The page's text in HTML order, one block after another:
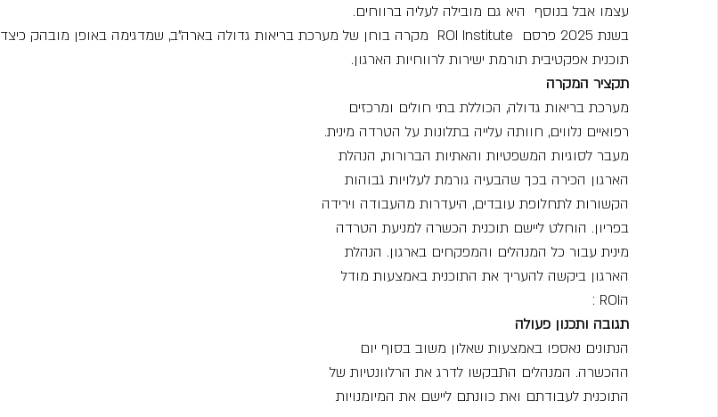
עצמו אבל בנוסף  היא גם מובילה לעליה ברווחים.
בשנת 2025 פרסם  ROI Institute  מקרה בוחן של מערכת בריאות גדולה בארה"ב, שמדגימה באופן מובהק כיצד
תוכנית אפקטיבית תורמת ישירות לרווחיות הארגון.
תקציר המקרה
מערכת בריאות גדולה, הכוללת בתי חולים ומרכזים
רפואיים נלווים, חוותה עלייה בתלונות על הטרדה מינית.
מעבר לסוגיות המשפטיות והאתיות הברורות, הנהלת
הארגון הכירה בכך שהבעיה גורמת לעלויות גבוהות
הקשורות לתחלופת עובדים, היעדרות מהעבודה וירידה
בפריון. הוחלט ליישם תוכנית הכשרה למניעת הטרדה
מינית עבור כל המנהלים והמפקחים בארגון. הנהלת
הארגון ביקשה להעריך את התוכנית באמצעות מודל
הROI :
תגובה ותכנון פעולה
הנתונים נאספו באמצעות שאלון משוב בסוף יום
ההכשרה. המנהלים התבקשו לדרג את הרלוונטיות של
התוכנית לעבודתם ואת כוונתם ליישם את המיומנויות